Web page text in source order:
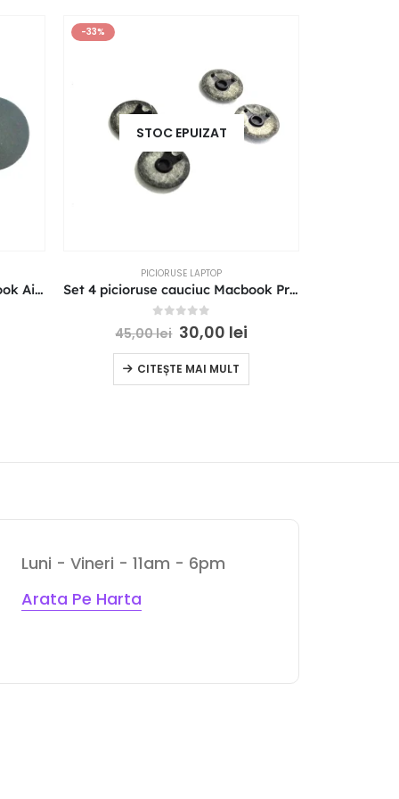
Set 4 picioruse cauciuc Macbook Air A1466 A1369 A1370
-33%
STOC EPUIZAT
PICIORUSE LAPTOP
Set 4 picioruse cauciuc Macbook Pro A1398 A1425 A1502
out of 5
45,00lei 30,00 lei
CITEȘTE MAI MULT
Luni - Vineri - 11am - 6pm
Arata Pe Harta